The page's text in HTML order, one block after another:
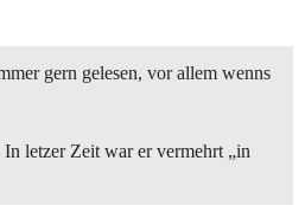
gern gelesen, vor allem wenns
letzer Zeit war er vermehrt „in